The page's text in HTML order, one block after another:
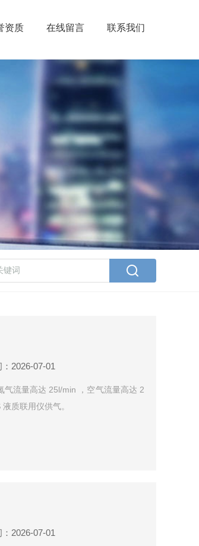
资质 在线留言 联系我们
2026-07-01
气流量高达 25l/min ，空气流量高达 2
质联用仪供气。
2026-07-01